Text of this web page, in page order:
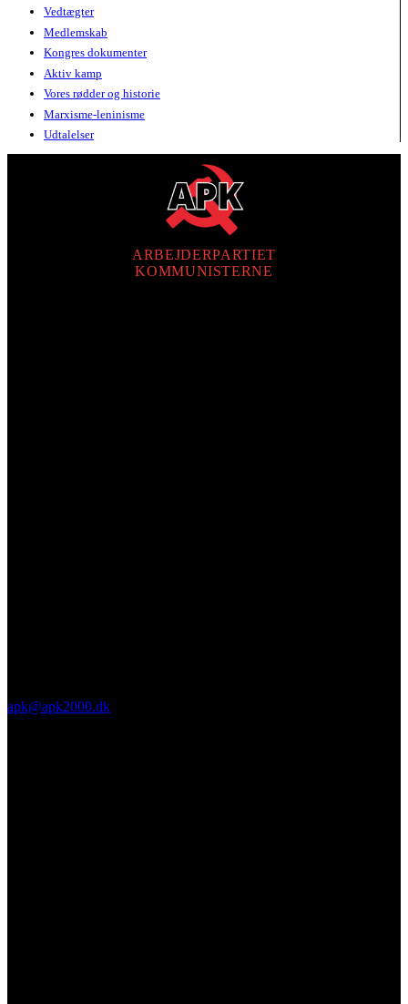
Vedtægter
Medlemskab
Kongres dokumenter
Aktiv kamp
Vores rødder og historie
Marxisme-leninisme
Udtalelser
ARBEJDERPARTIET
KOMMUNISTERNE
apk@apk2000.dk